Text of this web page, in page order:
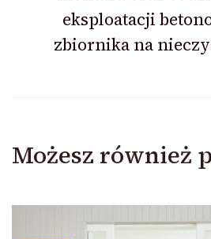
eksploatacji
zbiornika na
Możesz również